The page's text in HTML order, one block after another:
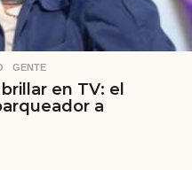
,GENTE
en TV: el
a